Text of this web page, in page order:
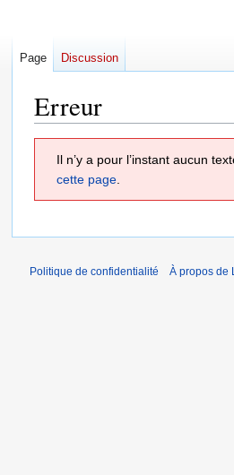
Erreur
Il n’y a pour l’instant aucun
cette page.
Page Discussion
Politique de confidentialité À propos de